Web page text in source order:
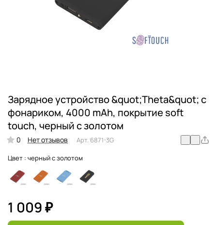
Зарядное устройство &quot;Theta&quot; с
фонариком, 4000 mAh, покрытие soft
touch, черный с золотом
0 Нет отзывов Арт. 6871-3G
Цвет : черный с золотом
1 009 ₽